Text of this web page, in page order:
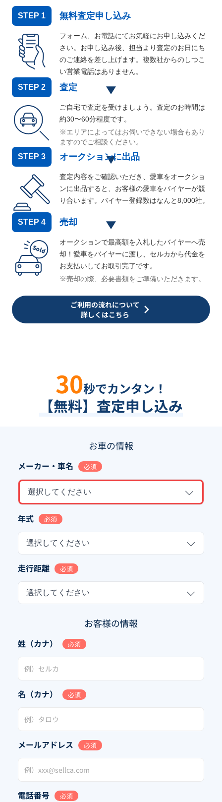
STEP 1 無料査定申し込み
フォーム、お電話にてお気軽にお申し込みくだ
さい。お申し込み後、担当より査定のお日にち
のご連絡を差し上げます。複数社からのしつこ
い営業電話はありません。
STEP 2 査定
ご自宅で査定を受けましょう。査定のお時間は
約30〜60分程度です。
※エリアによってはお伺いできない場合もあり
ますのでご相談ください。
STEP 3 オークションに出品
査定内容をご確認いただき、愛車をオークショ
ンに出品すると、お客様の愛車をバイヤーが競
り合います。バイヤー登録数はなんと8,000社。
STEP 4 売却
オークションで最高額を入札したバイヤーへ売
却！愛車をバイヤーに渡し、セルカから代金を
お支払いしてお取引完了です。
※売却の際、必要書類をご準備いただきます。
ご利用の流れについて
詳しくはこちら
30秒でカンタン！
【無料】査定申し込み
お車の情報
メーカー・車名 必須
選択してください
年式 必須
選択してください
走行距離 必須
選択してください
お客様の情報
姓（カナ） 必須
名（カナ） 必須
メールアドレス 必須
電話番号 必須